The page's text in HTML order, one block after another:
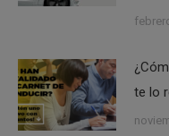
te lo